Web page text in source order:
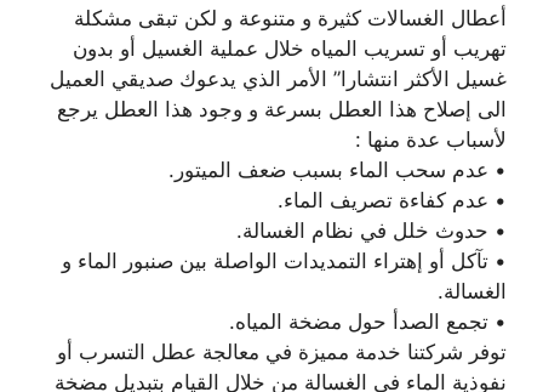
أعطال الغسالات كثيرة و متنوعة و لكن تبقى مشكلة
تهريب أو تسريب المياه خلال عملية الغسيل أو بدون
غسيل الأكثر انتشارا” الأمر الذي يدعوك صديقي العميل
الى إصلاح هذا العطل بسرعة و وجود هذا العطل يرجع
لأسباب عدة منها :
• عدم سحب الماء بسبب ضعف الميتور.
• عدم كفاءة تصريف الماء.
• حدوث خلل في نظام الغسالة.
• تآكل أو إهتراء التمديدات الواصلة بين صنبور الماء و
الغسالة.
• تجمع الصدأ حول مضخة المياه.
توفر شركتنا خدمة مميزة في معالجة عطل التسرب أو
نفوذية الماء في الغسالة من خلال القيام بتبديل مضخة